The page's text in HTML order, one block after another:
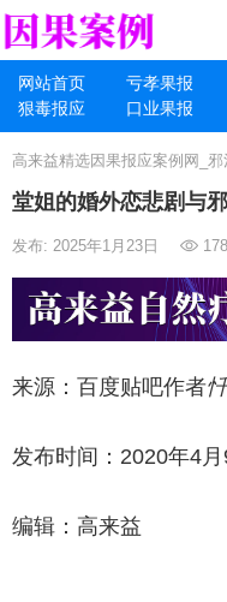
网站首页 亏孝果报
狠毒报应
口业果报
高来益精选因果报应案例网_
堂姐的婚外恋悲剧与
发布: 2025年1月23日
来源：百度贴吧作者
发布时间：2020年4月
编辑：高来益